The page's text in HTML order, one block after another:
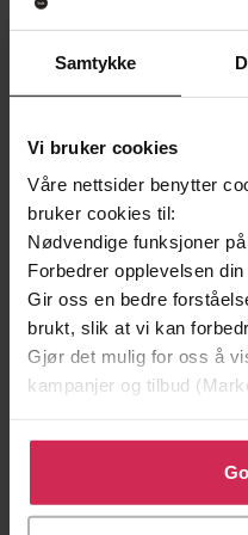
Samtykke
Vi bruker cookies
Våre nettsider benytter
bruker cookies til:
Nødvendige funksjoner
Forbedrer opplevelsen
Gir oss en bedre
brukt, slik at vi kan
Gjør det mulig for oss å
kampanjer og tilbud
Klikk på «Godta alle» for
bruke cookies for alle
tilpasse ditt samtykke til
Andre har også